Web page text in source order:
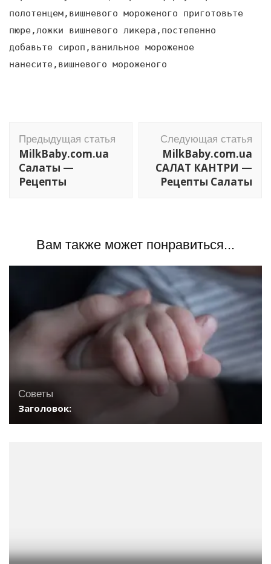
полотенцем,вишневого мороженого приготовьте
пюре,ложки вишневого ликера,постепенно
добавьте сироп,ванильное мороженое
нанесите,вишневого мороженого
по
записям
Предыдущая статья
MilkBaby.com.ua
Салаты —
Рецепты
Следующая статья
MilkBaby.com.ua
САЛАТ КАНТРИ —
Рецепты Салаты
Вам также может понравиться...
Советы
Заголовок: